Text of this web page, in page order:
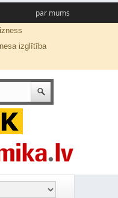
par mums
izglītība